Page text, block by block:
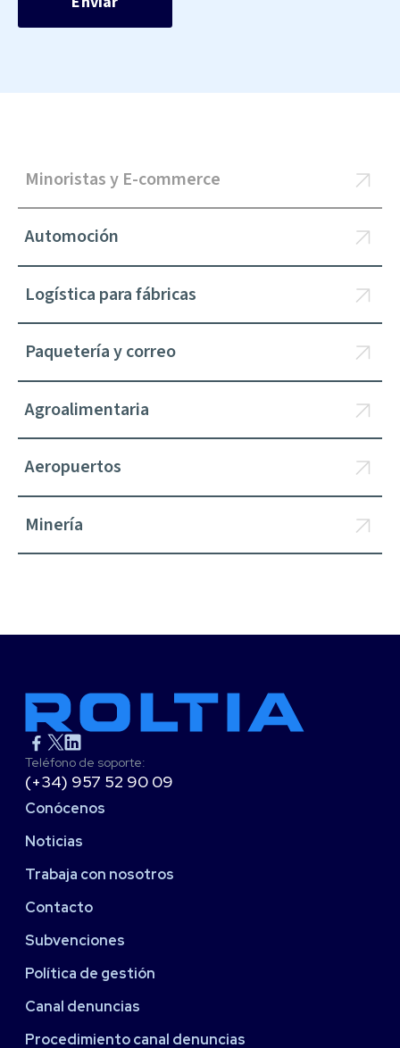
Minoristas y E-commerce
Automoción
Logística para fábricas
Paquetería y correo
Agroalimentaria
Aeropuertos
Minería
Teléfono de soporte:
(+34) 957 52 90 09
Conócenos
Noticias
Trabaja con nosotros
Contacto
Subvenciones
Política de gestión
Canal denuncias
Procedimiento canal denuncias